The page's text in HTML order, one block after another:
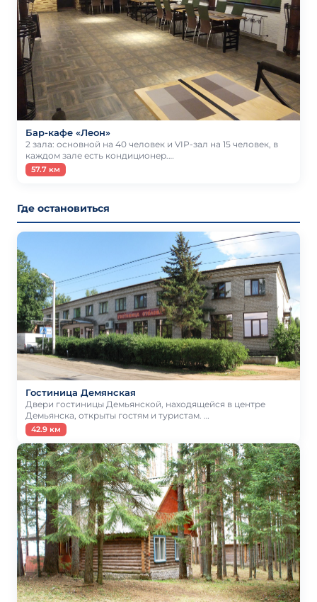
Бар-кафе «Леон»
2 зала: основной на 40 человек и VIP-зал на 15 человек, в
каждом зале есть кондиционер.…
57.7 км
Где остановиться
Гостиница Демянская
Двери гостиницы Демьянской, находящейся в центре
Демьянска, открыты гостям и туристам. …
42.9 км